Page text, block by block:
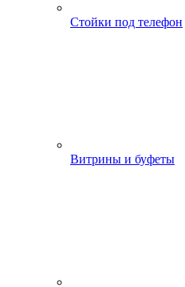
Стойки под телефон
Витрины и буфеты